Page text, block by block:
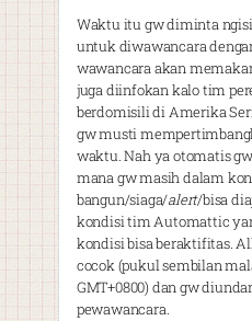
Waktu itu gw diminta
untuk diwawancara
wawancara akan
juga diinfokan kalo tim
berdomisili di Amerika
gw musti
waktu. Nah ya otomatis
mana gw masih dalam
bangun/siaga/alert/bisa
kondisi tim Automattic
kondisi bisa beraktifitas.
cocok (pukul sembilan
GMT+0800) dan gw
pewawancara.